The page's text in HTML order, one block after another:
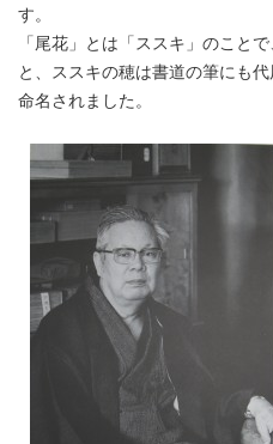
す。
「尾花」とは「ススキ」のこと
と、ススキの穂は書道の筆にも
命名されました。